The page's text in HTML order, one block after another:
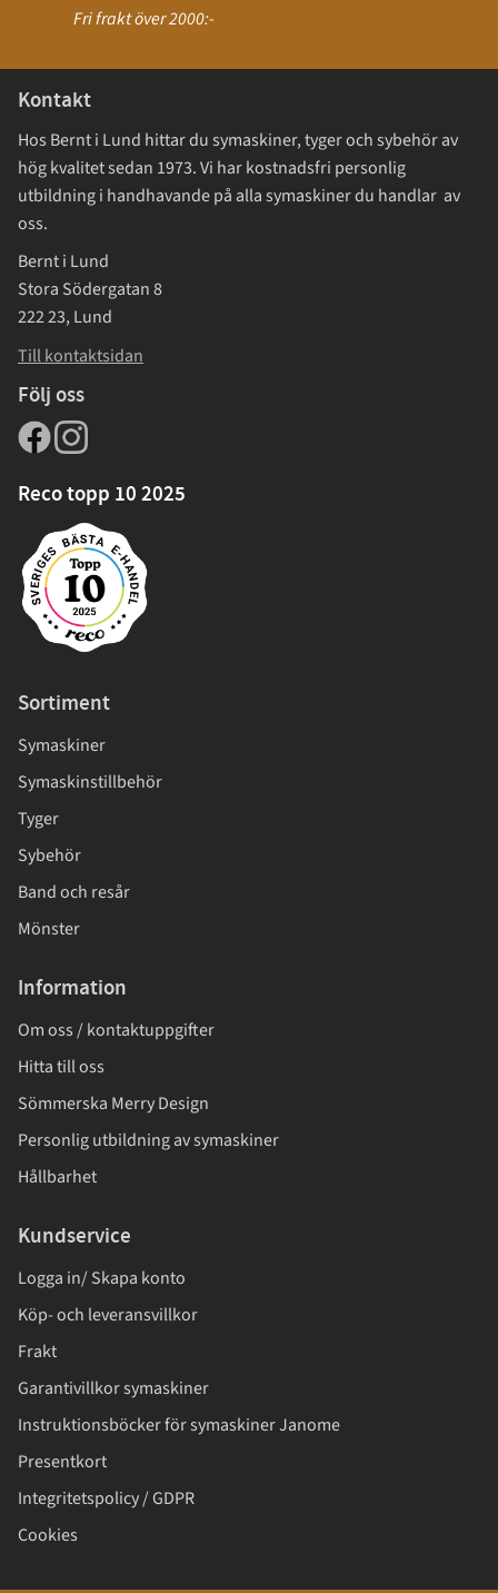
Fri frakt över 2000:-
Kontakt
Hos Bernt i Lund hittar du symaskiner, tyger och sybehör av
hög kvalitet sedan 1973. Vi har kostnadsfri personlig
utbildning i handhavande på alla symaskiner du handlar av
oss.
Bernt i Lund
Stora Södergatan 8
222 23, Lund
Till kontaktsidan
Följ oss
Reco topp 10 2025
Sortiment
Symaskiner
Symaskinstillbehör
Tyger
Sybehör
Band och resår
Mönster
Information
Om oss / kontaktuppgifter
Hitta till oss
Sömmerska Merry Design
Personlig utbildning av symaskiner
Hållbarhet
Kundservice
Logga in/ Skapa konto
Köp- och leveransvillkor
Frakt
Garantivillkor symaskiner
Instruktionsböcker för symaskiner Janome
Presentkort
Integritetspolicy / GDPR
Cookies